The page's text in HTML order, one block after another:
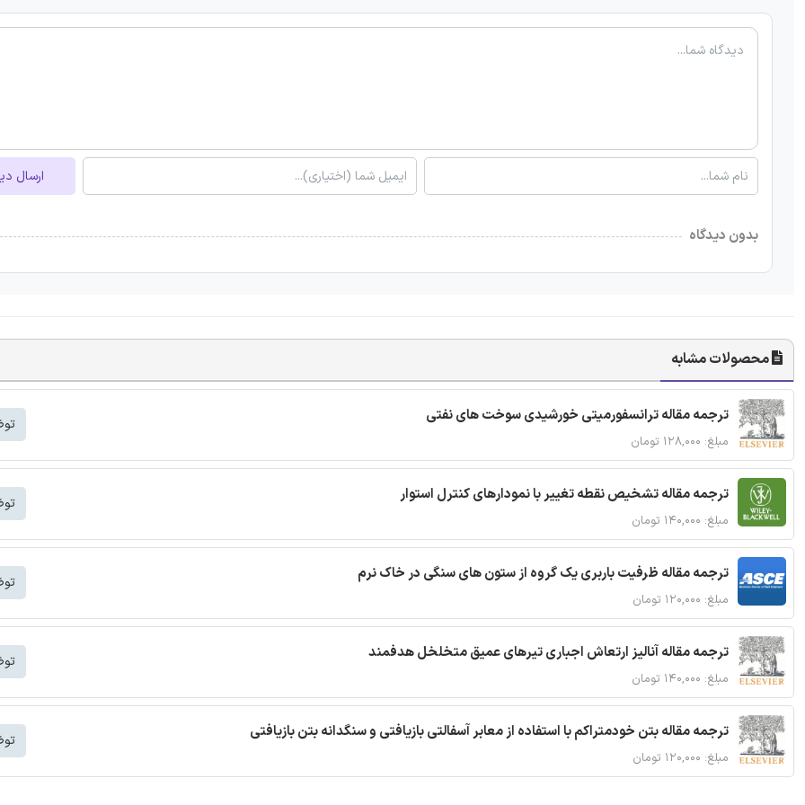
ارسال
بدون دیدگاه
محصولات مشابه
ترجمه مقاله ترانسفورمیتی خورشیدی سوخت های نفتی
مبلغ: ۱۲۸,۰۰۰ تومان
ترجمه مقاله تشخیص نقطه تغییر با نمودارهای کنترل استوار
مبلغ: ۱۴۰,۰۰۰ تومان
ترجمه مقاله ظرفیت باربری یک گروه از ستون های سنگی در خاک نرم
مبلغ: ۱۲۰,۰۰۰ تومان
ترجمه مقاله آنالیز ارتعاش اجباری تیرهای عمیق متخلخل هدفمند
مبلغ: ۱۴۰,۰۰۰ تومان
ترجمه مقاله بتن خودمتراکم با استفاده از معابر آسفالتی بازیافتی و سنگدانه بتن بازیافتی
مبلغ: ۱۲۰,۰۰۰ تومان